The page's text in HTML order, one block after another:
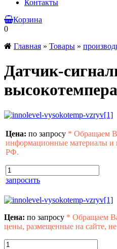
Контакты
Корзина
0
Главная » Товары »
Датчик-
Цена: по запросу * Обращаем
информационные материалы и
РФ.
запросить
Цена: по запросу * Обращаем
цены, размещенные на сайте,